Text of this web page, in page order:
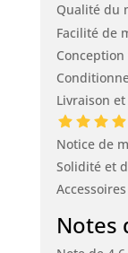
Qualité du
Facilité de
Livraison
Notice de
Solidité et
Notes